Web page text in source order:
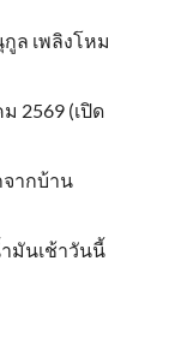
ล เพลิงโหม
2569 (เปิด
จากบ้าน
มันเช้าวันนี้